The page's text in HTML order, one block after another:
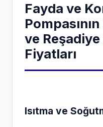
Fayda ve
ve Reşadiye
Fiyatları
Isıtma ve